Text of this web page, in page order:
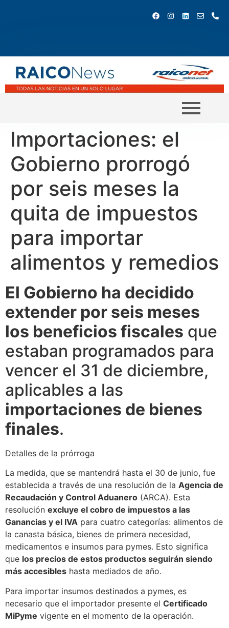
Importaciones: el
Gobierno prorrogó
por seis meses la
quita de impuestos
para importar
alimentos y remedios
El Gobierno ha decidido
extender por seis meses
los beneficios fiscales que
estaban programados para
vencer el 31 de diciembre,
aplicables a las
importaciones de bienes
finales.
Detalles de la prórroga
La medida, que se mantendrá hasta el 30 de junio, fue
establecida a través de una resolución de la Agencia de
Recaudación y Control Aduanero (ARCA). Esta
resolución excluye el cobro de impuestos a las
Ganancias y el IVA para cuatro categorías: alimentos de
la canasta básica, bienes de primera necesidad,
medicamentos e insumos para pymes. Esto significa
que los precios de estos productos seguirán siendo
más accesibles hasta mediados de año.
Para importar insumos destinados a pymes, es
necesario que el importador presente el Certificado
MiPyme vigente en el momento de la operación.